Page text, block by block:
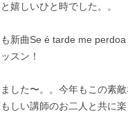
嬉しいひと時でした。。
新曲Se é tarde me
スン！
した〜。。今年もこの素
しい講師のお二人と共に